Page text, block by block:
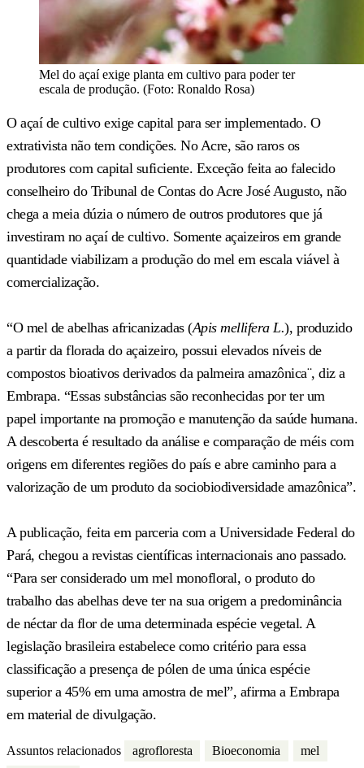
Mel do açaí exige planta em cultivo para poder ter
escala de produção. (Foto: Ronaldo Rosa)
O açaí de cultivo exige capital para ser implementado. O
extrativista não tem condições. No Acre, são raros os
produtores com capital suficiente. Exceção feita ao falecido
conselheiro do Tribunal de Contas do Acre José Augusto, não
chega a meia dúzia o número de outros produtores que já
investiram no açaí de cultivo. Somente açaizeiros em grande
quantidade viabilizam a produção do mel em escala viável à
comercialização.
“O mel de abelhas africanizadas (Apis mellifera L.), produzido
a partir da florada do açaizeiro, possui elevados níveis de
compostos bioativos derivados da palmeira amazônica¨, diz a
Embrapa. “Essas substâncias são reconhecidas por ter um
papel importante na promoção e manutenção da saúde humana.
A descoberta é resultado da análise e comparação de méis com
origens em diferentes regiões do país e abre caminho para a
valorização de um produto da sociobiodiversidade amazônica”.
A publicação, feita em parceria com a Universidade Federal do
Pará, chegou a revistas científicas internacionais ano passado.
“Para ser considerado um mel monofloral, o produto do
trabalho das abelhas deve ter na sua origem a predominância
de néctar da flor de uma determinada espécie vegetal. A
legislação brasileira estabelece como critério para essa
classificação a presença de pólen de uma única espécie
superior a 45% em uma amostra de mel”, afirma a Embrapa
em material de divulgação.
Assuntos relacionados agrofloresta Bioeconomia
mel